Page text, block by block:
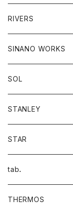
RIVERS
SINANO WORKS
SOL
STANLEY
STAR
tab．
THERMOS